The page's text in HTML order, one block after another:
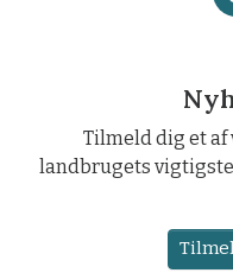
Tilmeld dig et af
landbrugets